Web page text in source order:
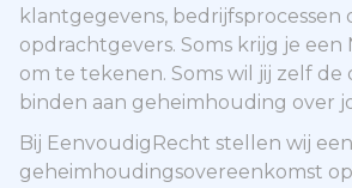
klantgegevens, bedrijfsprocessen
opdrachtgevers. Soms krijg je een
om te tekenen. Soms wil jij zelf
binden aan geheimhouding over
Bij EenvoudigRecht stellen wij een
geheimhoudingsovereenkomst